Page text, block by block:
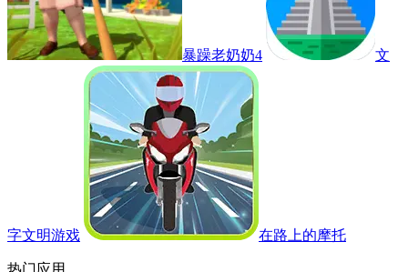
暴躁老奶奶4 文
字文明游戏 在路上的摩托
热门应用